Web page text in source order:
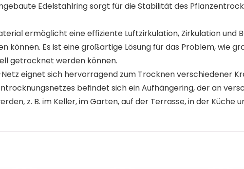
Edelstahlring sorgt für die Stabilität des
ermöglicht eine effiziente Luftzirkulation, Zirkulation und
Es ist eine großartige Lösung für das Problem, wie
getrocknet werden können.
eignet sich hervorragend zum Trocknen verschiedener
befindet sich ein Aufhängering, der an
z. B. im Keller, im Garten, auf der Terrasse, in der Küche